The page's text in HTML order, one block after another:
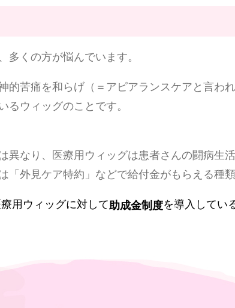
くの方が悩んでいます。
的苦痛を和らげ（＝アピアランスケアと言わ
るウィッグのことです。
なり、医療用ウィッグは患者さんの闘病生
外見ケア特約」などで給付金がもらえる種類
用ウィッグに対して助成金制度を導入してい